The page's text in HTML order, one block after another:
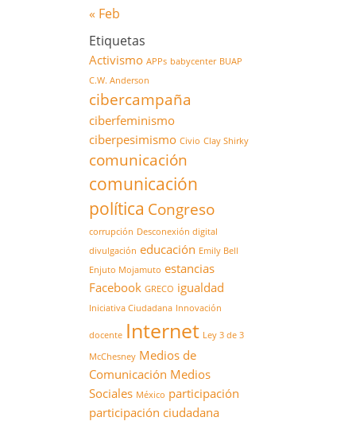
« Feb
Etiquetas
Activismo APPs babycenter BUAP
C.W. Anderson
cibercampaña
ciberfeminismo
ciberpesimismo Civio Clay Shirky
comunicación
comunicación
política Congreso
corrupción Desconexión digital
divulgación educación Emily Bell
Enjuto Mojamuto estancias
Facebook GRECO igualdad
Iniciativa Ciudadana Innovación
docente Internet Ley 3 de 3
McChesney Medios de
Comunicación Medios
Sociales México participación
participación ciudadana